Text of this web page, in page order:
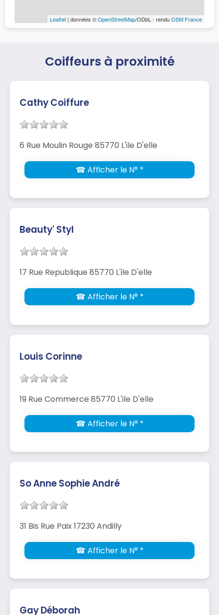
Leaflet | données ©OpenStreetMap/ODbL - renduOSM France
Coiffeurs à proximité
Cathy Coiffure
6 Rue Moulin Rouge 85770 L'ile D'elle
☎ Afficher le N° *
Beauty' Styl
17 Rue Republique 85770 L'ile D'elle
☎ Afficher le N° *
Louis Corinne
19 Rue Commerce 85770 L'ile D'elle
☎ Afficher le N° *
So Anne Sophie André
31 Bis Rue Paix 17230 Andilly
☎ Afficher le N° *
Gay Déborah